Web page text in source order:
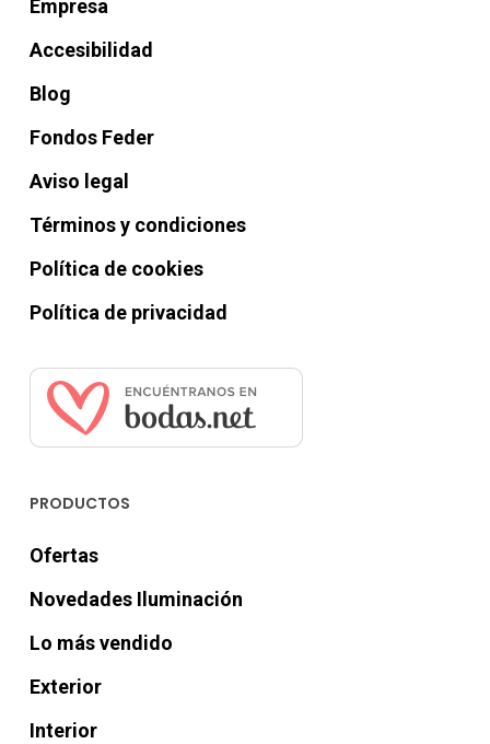
Empresa
Accesibilidad
Blog
Fondos Feder
Aviso legal
Términos y condiciones
Política de cookies
Política de privacidad
PRODUCTOS
Ofertas
Novedades Iluminación
Lo más vendido
Exterior
Interior